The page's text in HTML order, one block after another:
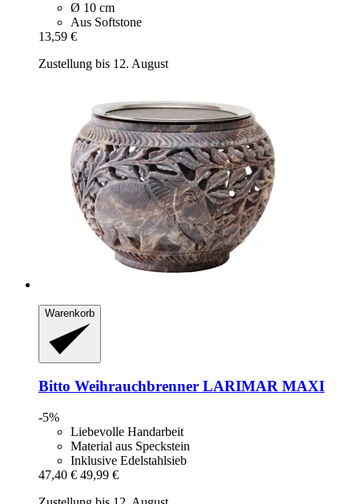
Ø 10 cm
Aus Softstone
13,59 €
Zustellung bis 12. August
Warenkorb
Bitto Weihrauchbrenner LARIMAR MAXI
-5%
Liebevolle Handarbeit
Material aus Speckstein
Inklusive Edelstahlsieb
47,40 € 49,99 €